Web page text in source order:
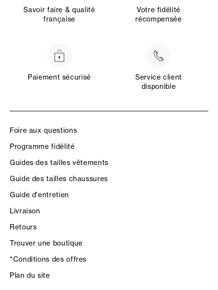
Savoir faire & qualité
française
Votre fidélité
récompensée
Paiement sécurisé
Service client
disponible
Foire aux questions
Programme fidélité
Guides des tailles vêtements
Guide des tailles chaussures
Guide d'entretien
Livraison
Retours
Trouver une boutique
*Conditions des offres
Plan du site